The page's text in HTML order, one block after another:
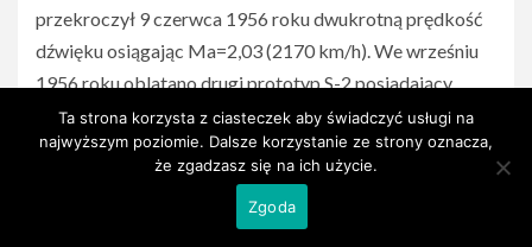
przekroczył 9 czerwca 1956 roku dwukrotną prędkość
dźwięku osiągając Ma=2,03 (2170 km/h). We wrześniu
1956 roku oblatano drugi prototyp S-2 posiadający
dłuższy kadłub. Samolot ten w jednym z lotów osiągnął
wysokość 19 100 m, co było wówczas rekordem w
ZSRR. Jeszcze zanim w grudniu 1958 roku zakończono
oficjalnie próby państwowe, samolot rekomendowano w
Ta strona korzysta z ciasteczek aby świadczyć usługi na
najwyższym poziomie. Dalsze korzystanie ze strony oznacza,
że zgadzasz się na ich użycie.
Zgoda